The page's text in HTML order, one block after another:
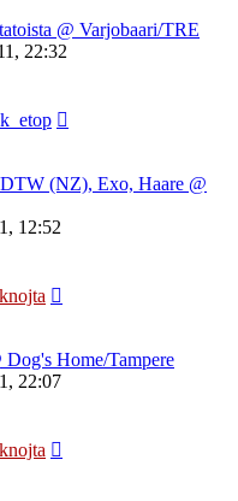
@ Varjobaari/TRE
22:32
(NZ), Exo, Haare @
12:52
Home/Tampere
22:07